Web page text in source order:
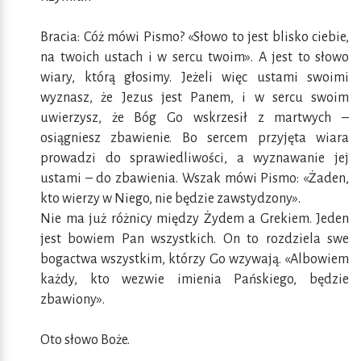
Bracia: Cóż mówi Pismo? «Słowo to jest blisko ciebie,
na twoich ustach i w sercu twoim». A jest to słowo
wiary, którą głosimy. Jeżeli więc ustami swoimi
wyznasz, że Jezus jest Panem, i w sercu swoim
uwierzysz, że Bóg Go wskrzesił z martwych –
osiągniesz zbawienie. Bo sercem przyjęta wiara
prowadzi do sprawiedliwości, a wyznawanie jej
ustami – do zbawienia. Wszak mówi Pismo: «Żaden,
kto wierzy w Niego, nie będzie zawstydzony».
Nie ma już różnicy między Żydem a Grekiem. Jeden
jest bowiem Pan wszystkich. On to rozdziela swe
bogactwa wszystkim, którzy Go wzywają. «Albowiem
każdy, kto wezwie imienia Pańskiego, będzie
zbawiony».
Oto słowo Boże.